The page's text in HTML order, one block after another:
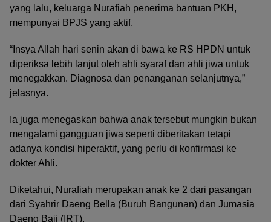
yang lalu, keluarga Nurafiah penerima bantuan PKH,
mempunyai BPJS yang aktif.
“Insya Allah hari senin akan di bawa ke RS HPDN untuk
diperiksa lebih lanjut oleh ahli syaraf dan ahli jiwa untuk
menegakkan. Diagnosa dan penanganan selanjutnya,”
jelasnya.
Ia juga menegaskan bahwa anak tersebut mungkin bukan
mengalami gangguan jiwa seperti diberitakan tetapi
adanya kondisi hiperaktif, yang perlu di konfirmasi ke
dokter Ahli.
Diketahui, Nurafiah merupakan anak ke 2 dari pasangan
dari Syahrir Daeng Bella (Buruh Bangunan) dan Jumasia
Daeng Baji (IRT).